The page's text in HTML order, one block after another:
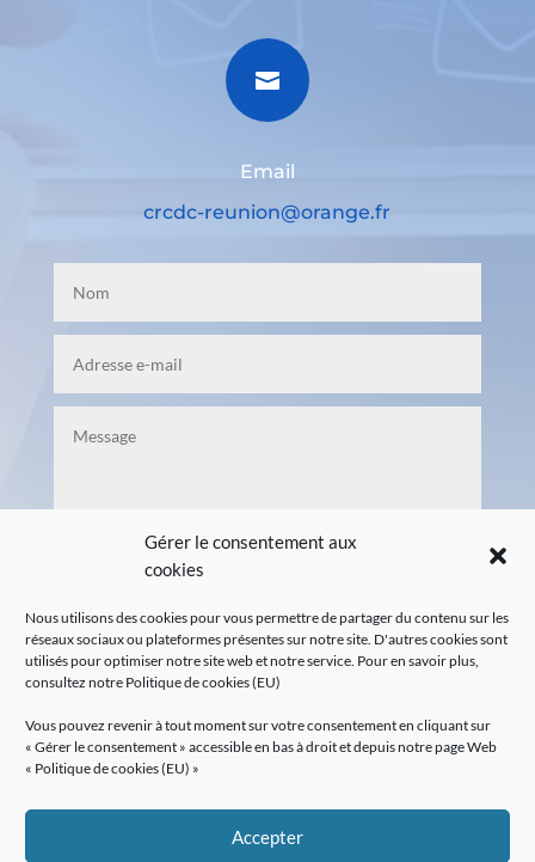
Gérer le consentement aux
cookies
Nous utilisons des cookies pour vous permettre de partager du contenu sur les
réseaux sociaux ou plateformes présentes sur notre site. D'autres cookies sont
utilisés pour optimiser notre site web et notre service. Pour en savoir plus,
consultez notre Politique de cookies (EU)
Vous pouvez revenir à tout moment sur votre consentement en cliquant sur
« Gérer le consentement » accessible en bas à droit et depuis notre page Web
« Politique de cookies (EU) »
Accepter

Email
crcdc-reunion@orange.fr
6 + 2= Envoi